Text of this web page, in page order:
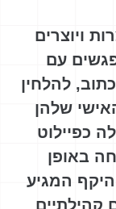
ויוצרים
עם
להלחין
שלהן
כפיילוט
באופן
היקף המגיע
קהילתיים